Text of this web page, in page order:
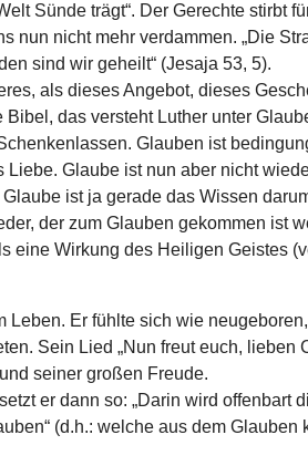
Sünde trägt“. Der Gerechte stirbt
nun nicht mehr verdammen. „Die
sind wir geheilt“ (Jesaja 53, 5).
als dieses Angebot, dieses
das versteht Luther unter
Glauben ist
Glaube ist nun aber nicht
ist ja gerade das Wissen
der zum Glauben gekommen ist
eine Wirkung des Heiligen Geistes
Leben. Er fühlte sich wie
Sein Lied „Nun freut euch, lieben
seiner großen Freude.
er dann so: „Darin wird offenbart
(d.h.: welche aus dem Glauben